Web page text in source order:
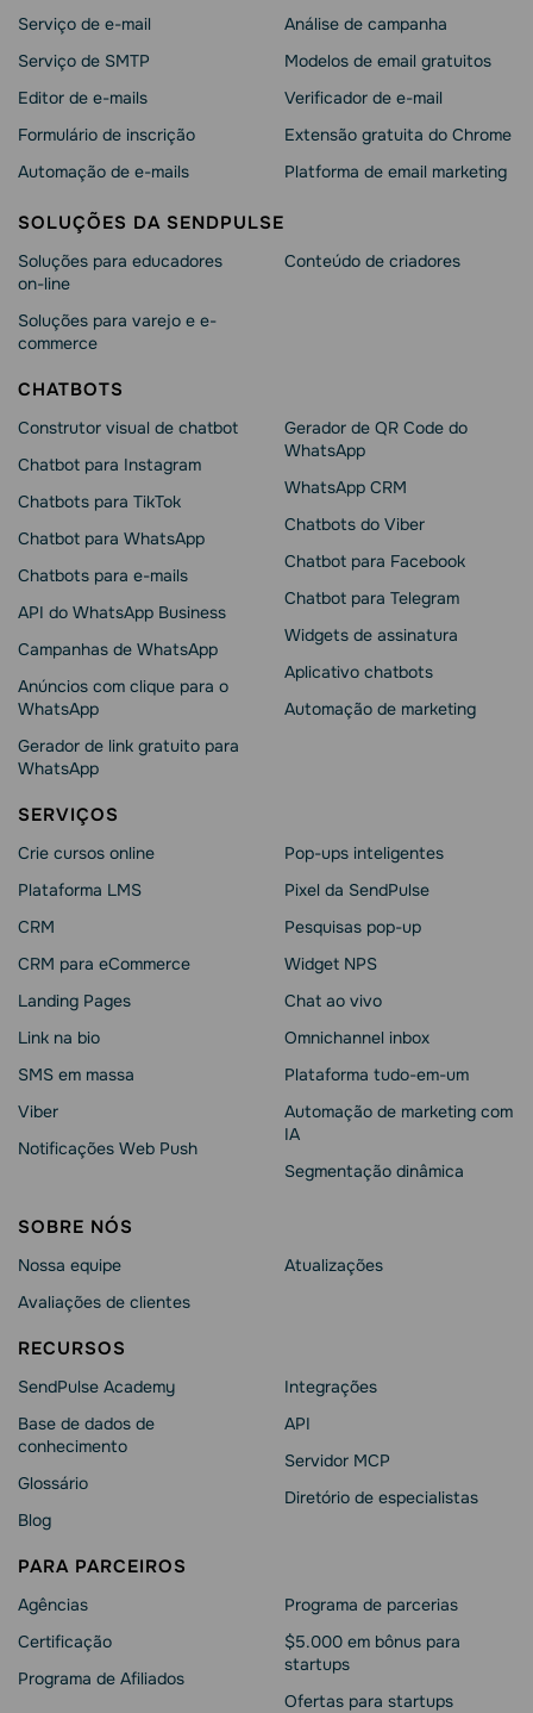
Serviço de e-mail
Serviço de SMTP
Editor de e-mails
Formulário de inscrição
Automação de e-mails
Análise de campanha
Modelos de email gratuitos
Verificador de e-mail
Extensão gratuita do Chrome
Platforma de email marketing
SOLUÇÕES DA SENDPULSE
Soluções para educadores
on-line
Soluções para varejo e e-
commerce
Conteúdo de criadores
CHATBOTS
Construtor visual de chatbot
Chatbot para Instagram
Chatbots para TikTok
Chatbot para WhatsApp
Chatbots para e-mails
API do WhatsApp Business
Campanhas de WhatsApp
Anúncios com clique para o
WhatsApp
Gerador de link gratuito para
WhatsApp
Gerador de QR Code do
WhatsApp
WhatsApp CRM
Chatbots do Viber
Chatbot para Facebook
Chatbot para Telegram
Widgets de assinatura
Aplicativo chatbots
Automação de marketing
SERVIÇOS
Crie cursos online
Plataforma LMS
CRM
CRM para eCommerce
Landing Pages
Link na bio
SMS em massa
Viber
Notificações Web Push
Pop-ups inteligentes
Pixel da SendPulse
Pesquisas pop-up
Widget NPS
Chat ao vivo
Omnichannel inbox
Plataforma tudo-em-um
Automação de marketing com
IA
Segmentação dinâmica
SOBRE NÓS
Nossa equipe
Avaliações de clientes
Atualizações
RECURSOS
SendPulse Academy
Base de dados de
conhecimento
Glossário
Blog
Integrações
API
Servidor MCP
Diretório de especialistas
PARA PARCEIROS
Agências
Сertificação
Programa de Afiliados
Programa de parcerias
$5.000 em bônus para
startups
Ofertas para startups